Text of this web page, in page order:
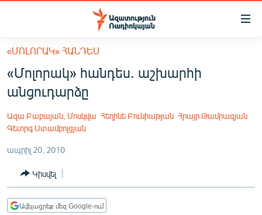
Մատչելիության
հիմնական
բովանդակությանը
Անցնել
հիմնական
մենյուին
Որոնում
ՀԱՅԱՍՏԱՆ
ՔԱՂԱՔԱԿԱՆ
ԸՆՏՐՈՒԹՅՈՒՆՆԵՐ 2026
ԻՐԱՎՈՒՆՔ
ՀԱՍԱՐԱԿՈՒԹՅՈՒՆ
ՏՆՏԵՍՈՒԹՅՈՒՆ
ՂԱՐԱԲԱՂ
«ՄՈԼՈՐԱԿ» ՀԱՆԴԵՍ
«Մոլորակ» հանդես. աշխարհի
անցուդարձը
Ազա Բաբայան, Մոսկվա Հեղինե Բունիաթյան Հրայր Թամրազյան
Գեւորգ Ստամբոլցյան
ապրիլ 20, 2010
Կիսվել
Ավելացրեք մեզ Google-ում